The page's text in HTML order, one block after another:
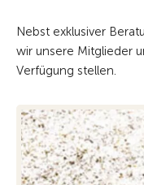
Nebst exklusiver
wir unsere Mitglieder
Verfügung stellen.